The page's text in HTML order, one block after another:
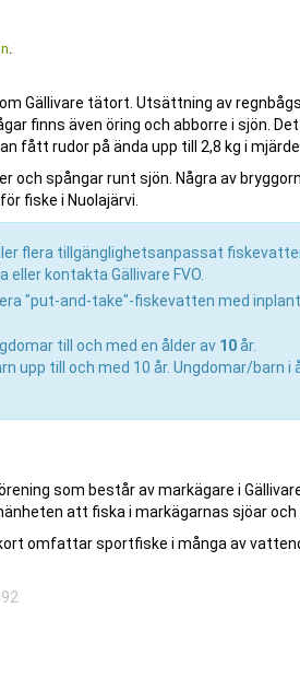
.
Gällivare tätort. Utsättning av
finns även öring och abborre i sjön.
fått rudor på ända upp till 2,8 kg i mjärde.
och spångar runt sjön. Några av
fiske i Nuolajärvi.
flera tillgänglighetsanpassat
kontakta Gällivare FVO.
"put-and-take"-fiskevatten med
till och med en ålder av 10år.
upp till och med 10 år. Ungdomar/barn
som består av markägare i
att fiska i markägarnas sjöar
omfattar sportfiske i många av